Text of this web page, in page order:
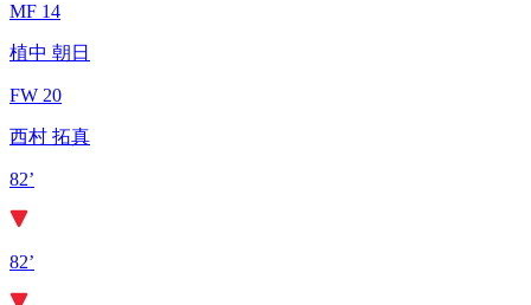
MF 14
植中 朝日
FW 20
西村 拓真
82’
82’